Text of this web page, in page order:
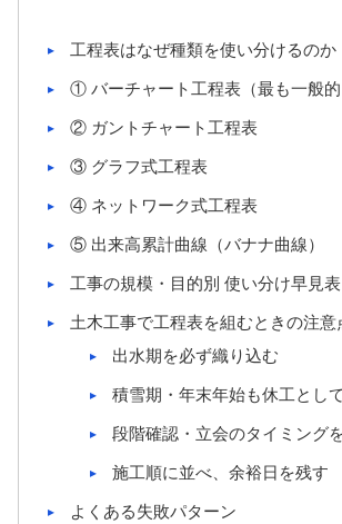
工程表はなぜ種類を使い分けるのか
① バーチャート工程表（最も一般的
② ガントチャート工程表
③ グラフ式工程表
④ ネットワーク式工程表
⑤ 出来高累計曲線（バナナ曲線）
工事の規模・目的別 使い分け早見表
土木工事で工程表を組むときの注意
出水期を必ず織り込む
積雪期・年末年始も休工とし
段階確認・立会のタイミング
施工順に並べ、余裕日を残す
よくある失敗パターン